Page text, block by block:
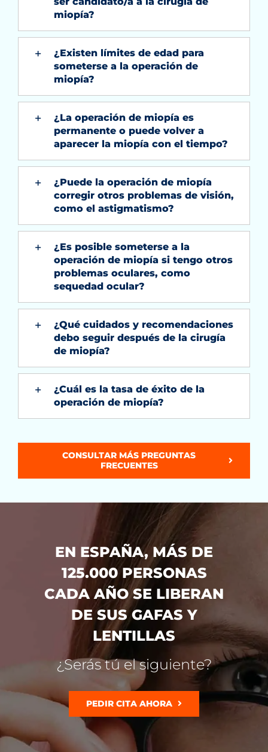
miopía?
¿Existen límites de edad para
someterse a la operación de
miopía?
¿La operación de miopía es
permanente o puede volver a
aparecer la miopía con el tiempo?
¿Puede la operación de miopía
corregir otros problemas de visión,
como el astigmatismo?
¿Es posible someterse a la
operación de miopía si tengo otros
problemas oculares, como
sequedad ocular?
¿Qué cuidados y recomendaciones
debo seguir después de la cirugía
de miopía?
¿Cuál es la tasa de éxito de la
operación de miopía?
CONSULTAR MÁS PREGUNTAS
FRECUENTES
EN ESPAÑA, MÁS DE
125.000 PERSONAS
CADA AÑO SE LIBERAN
DE SUS GAFAS Y
LENTILLAS
¿Serás tú el siguiente?
PEDIR CITA AHORA